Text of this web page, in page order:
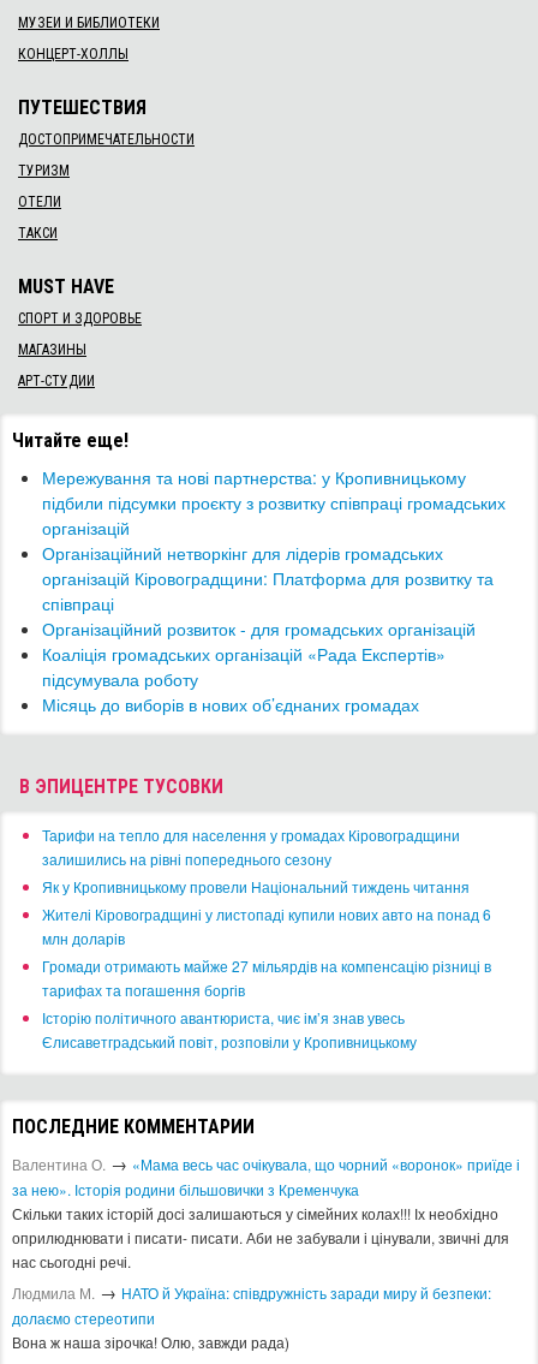
МУЗЕИ И БИБЛИОТЕКИ
КОНЦЕРТ-ХОЛЛЫ
ПУТЕШЕСТВИЯ
ДОСТОПРИМЕЧАТЕЛЬНОСТИ
ТУРИЗМ
ОТЕЛИ
ТАКСИ
MUST HAVE
СПОРТ И ЗДОРОВЬЕ
МАГАЗИНЫ
АРТ-СТУДИИ
Читайте еще!
​Мережування та нові партнерства: у Кропивницькому
підбили підсумки проєкту з розвитку співпраці громадських
організацій
Організаційний нетворкінг для лідерів громадських
організацій Кіровоградщини: Платформа для розвитку та
співпраці
Організаційний розвиток - для громадських організацій
Коаліція громадських організацій «Рада Експертів»
підсумувала роботу
​Місяць до виборів в нових об’єднаних громадах
В ЭПИЦЕНТРЕ ТУСОВКИ
​Тарифи на тепло для населення у громадах Кіровоградщини
залишились на рівні попереднього сезону
​Як у Кропивницькому провели Національний тиждень читання
​Жителі Кіровоградщині у листопаді купили нових авто на понад 6
млн доларів
​Громади отримають майже 27 мільярдів на компенсацію різниці в
тарифах та погашення боргів
Історію політичного авантюриста, чиє ім’я знав увесь
Єлисаветградський повіт, розповіли у Кропивницькому
ПОСЛЕДНИЕ КОММЕНТАРИИ
Валентина О. → «Мама весь час очікувала, що чорний «воронок» приїде і
за нею». Історія родини більшовички з Кременчука
Скільки таких історій досі залишаються у сімейних колах!!! Іх необхідно
оприлюднювати і писати- писати. Аби не забували і цінували, звичні для
нас сьогодні речі.
Людмила М. → ​НАТО й Україна: співдружність заради миру й безпеки:
долаємо стереотипи
Вона ж наша зірочка! Олю, завжди рада)